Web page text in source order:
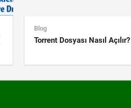
Blog
Torrent Dosyası Nasıl Açılır?